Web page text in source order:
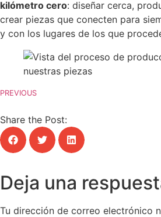
kilómetro cero: diseñar cerca,
crear piezas que conecten para
y con los lugares de los que
PREVIOUS
Share the Post:
Deja una
Tu dirección de correo electrónico